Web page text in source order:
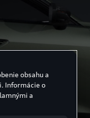
obsahu a
Informácie o
a